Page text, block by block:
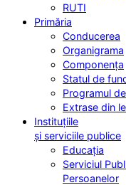
RUTI
Primăria
Conducerea
Organigrama
Componența
Statul de
Programul
Extrase din
Instituțiile
și serviciile publice
Educația
Serviciul
Persoanelor